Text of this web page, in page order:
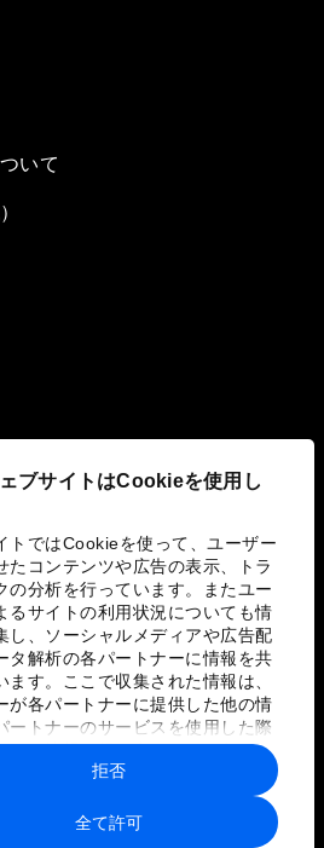
ブサイトはCookieを使用し
トではCookieを使って、ユーザー
たコンテンツや広告の表示、トラ
の分析を行っています。またユー
るサイトの利用状況についても情
し、ソーシャルメディアや広告配
タ解析の各パートナーに情報を共
ます。ここで収集された情報は、
が各パートナーに提供した他の情
ートナーのサービスを使用した際
れた情報と組み合わされ、各パー
よって使用されることがありま
全て許可
拒否
いて
り組み
ーポリシーと利用規約
サイトマップ